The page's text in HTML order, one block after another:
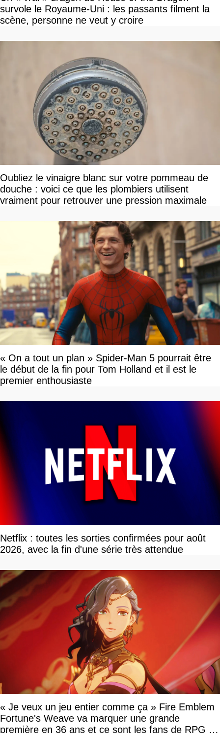
survole le Royaume-Uni : les passants filment la
scène, personne ne veut y croire
Oubliez le vinaigre blanc sur votre pommeau de
douche : voici ce que les plombiers utilisent
vraiment pour retrouver une pression maximale
« On a tout un plan » Spider-Man 5 pourrait être
le début de la fin pour Tom Holland et il est le
premier enthousiaste
Netflix : toutes les sorties confirmées pour août
2026, avec la fin d'une série très attendue
« Je veux un jeu entier comme ça » Fire Emblem
Fortune's Weave va marquer une grande
première en 36 ans et ce sont les fans de RPG en